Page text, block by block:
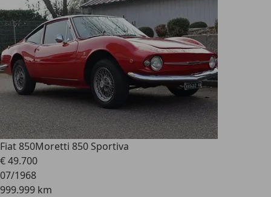
Fiat 850Moretti 850 Sportiva
€ 49.700
07/1968
999.999 km